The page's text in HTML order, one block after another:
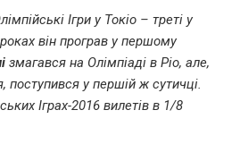
Ігри у Токіо – треті у
він програв у першому
змагався на Олімпіаді в Ріо, але,
поступився у першій ж сутичці.
Іграх-2016 вилетів в 1/8